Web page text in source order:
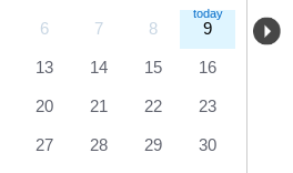
6 7 8 9
13 14 15 16
20 21 22 23
27 28 29 30